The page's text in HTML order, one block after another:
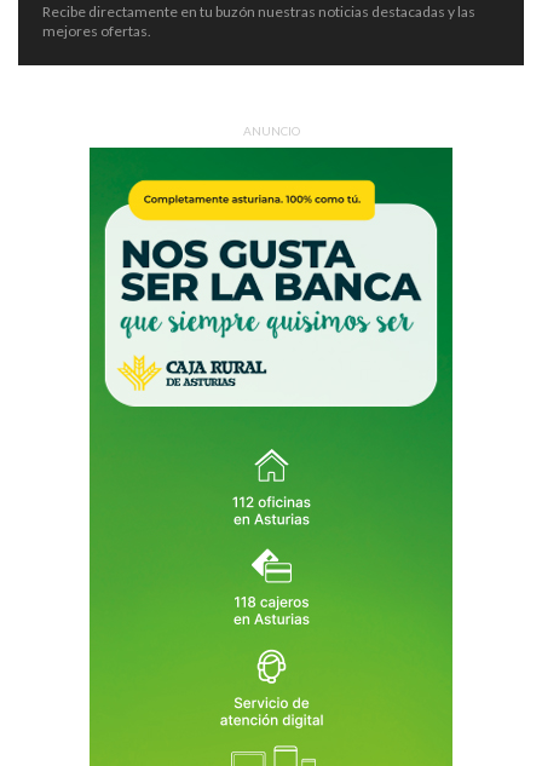
Recibe directamente en tu buzón nuestras noticias destacadas y las
mejores ofertas.
ANUNCIO